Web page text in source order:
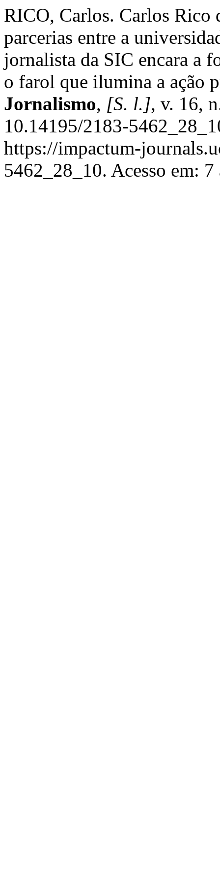
RICO, Carlos. Carlos Rico
parcerias entre a
jornalista da SIC encara a
o farol que ilumina a ação
Jornalismo, [S. l.], v. 16,
10.14195/2183-
https://impactum-
5462_28_10. Acesso em: